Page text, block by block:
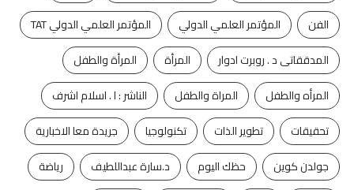
الفن
المؤتمر العلمي الدولي
المؤتمر العلمي الدولي TAT
المدققاتى د . روبرت ادوار
المرأة
المرأة والطفل
المرأه والطفل
المراة والطفل
الناشر : ا . اسلام اشرف
تحقيقات
تطوير الذات تكنولوجيا
جريدة معا الاخبارية
جولدن كوين
حظك اليوم د.سارة عبداللطيف
رياضة